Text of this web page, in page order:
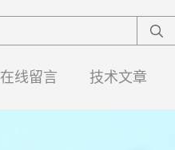
在线留言 技术文章